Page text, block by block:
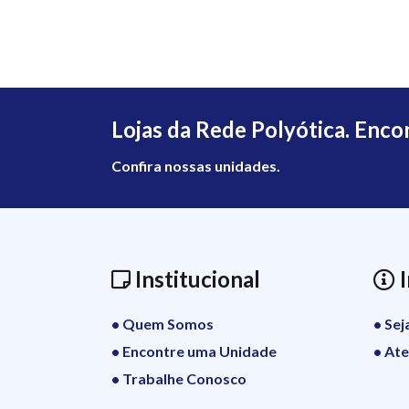
Lojas da Rede Polyótica.
Confira nossas unidades.
Institucional
• Quem Somos
• Encontre uma Unidade
• Trabalhe Conosco
•
•